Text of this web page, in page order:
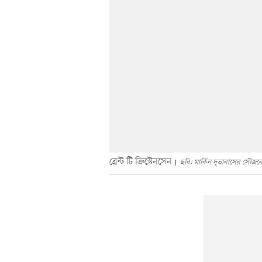
ব্রেন্ট টি ক্রিস্টেনসেন ছবি: মার্কিন দূতাবাসের